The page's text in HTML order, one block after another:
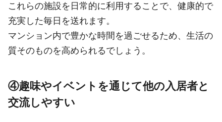
これらの施設を日常的に利用することで、健康的で
充実した毎日を送れます。
マンション内で豊かな時間を過ごせるため、生活の
質そのものを高められるでしょう。
④趣味やイベントを通じて他の入居者と
交流しやすい